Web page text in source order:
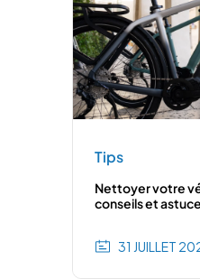
Tips
Nettoyer votre
conseils et
31 JUILLET